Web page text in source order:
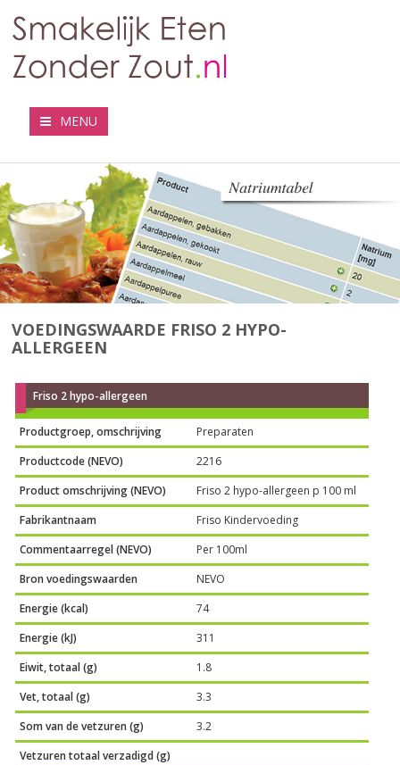
MENU
VOEDINGSWAARDE FRISO 2 HYPO-
ALLERGEEN
Friso 2 hypo-allergeen
Productgroep, omschrijving
Preparaten
Productcode (NEVO)
2216
Product omschrijving (NEVO)
Friso 2 hypo-allergeen p 100 ml
Fabrikantnaam
Friso Kindervoeding
Commentaarregel (NEVO)
Per 100ml
Bron voedingswaarden
NEVO
Energie (kcal)
74
Energie (kJ)
311
Eiwit, totaal (g)
1.8
Vet, totaal (g)
3.3
Som van de vetzuren (g)
3.2
Vetzuren totaal verzadigd (g)